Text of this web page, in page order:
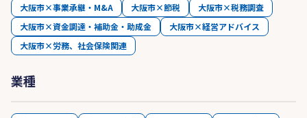
大阪市×事業承継・M&A
大阪市×節税
大阪市×税務調査
大阪市×資金調達・補助金・助成金
大阪市×経営アドバイス
大阪市×労務、社会保険関連
業種